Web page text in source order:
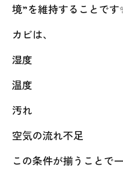
境”を維持することです
カビは、
湿度
温度
汚れ
空気の流れ不足
この条件が揃うことで